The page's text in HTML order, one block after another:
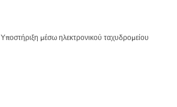
Υποστήριξη μέσω ηλεκτρονικού ταχυδρομείου